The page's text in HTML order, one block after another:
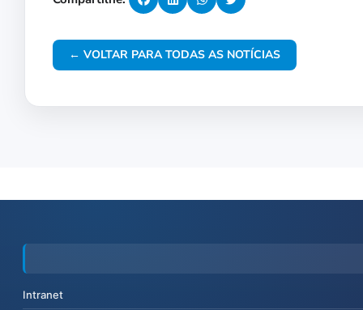
← VOLTAR PARA TODAS AS NOTÍCIAS
Intranet